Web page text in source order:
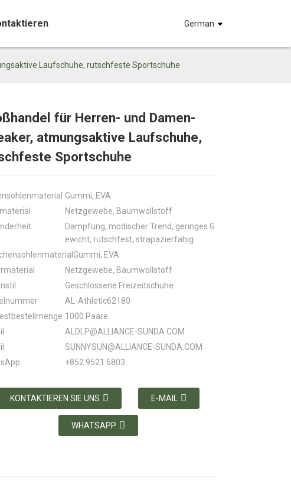
German
Laufschuhe, rutschfeste Sportschuhe
Loading...
Loading...
für Herren- und Damen-
atmungsaktive Laufschuhe,
Sportschuhe
Gummi, EVA
Netzgewebe, Baumwollstoff
Dämpfung, modischer Trend, geringes G
ewicht, rutschfest, strapazierfähig
Gummi, EVA
Netzgewebe, Baumwollstoff
Geschlossene Freizeitschuhe
AL-Athletic62180
1000 Paare
ALDLP@ALLIANCE-SUNDA.COM
SUNNYSUN@ALLIANCE-SUNDA.COM
+852 9521 6803
KONTAKTIEREN SIE UNS E-MAIL
WHATSAPP